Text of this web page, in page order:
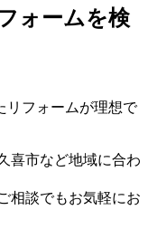
ォームを検
リフォームが理想で
喜市など地域に合わ
相談でもお気軽にお